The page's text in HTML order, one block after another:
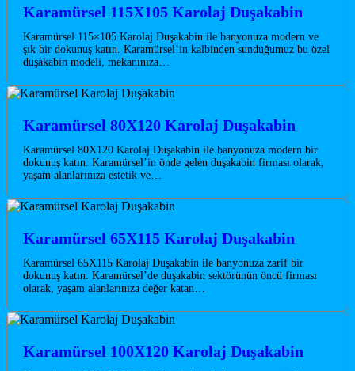
Karamürsel 115X105 Karolaj Duşakabin
Karamürsel 115×105 Karolaj Duşakabin ile banyonuza modern ve
şık bir dokunuş katın. Karamürsel’in kalbinden sunduğumuz bu özel
duşakabin modeli, mekanınıza…
Karamürsel 80X120 Karolaj Duşakabin
Karamürsel 80X120 Karolaj Duşakabin ile banyonuza modern bir
dokunuş katın. Karamürsel’in önde gelen duşakabin firması olarak,
yaşam alanlarınıza estetik ve…
Karamürsel 65X115 Karolaj Duşakabin
Karamürsel 65X115 Karolaj Duşakabin ile banyonuza zarif bir
dokunuş katın. Karamürsel’de duşakabin sektörünün öncü firması
olarak, yaşam alanlarınıza değer katan…
Karamürsel 100X120 Karolaj Duşakabin